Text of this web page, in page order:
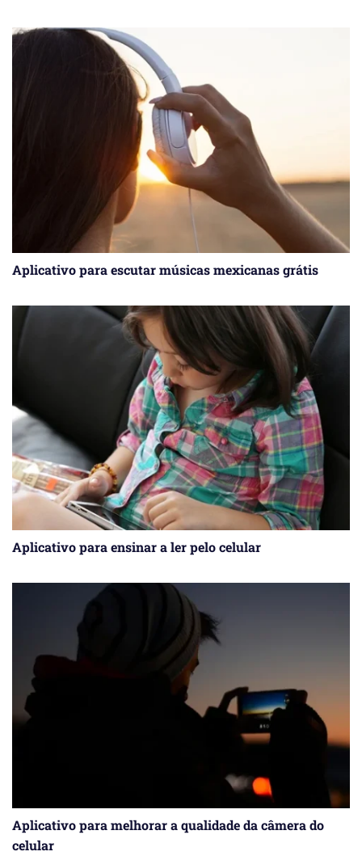
Aplicativo para escutar músicas mexicanas grátis
Aplicativo para ensinar a ler pelo celular
Aplicativo para melhorar a qualidade da câmera do
celular